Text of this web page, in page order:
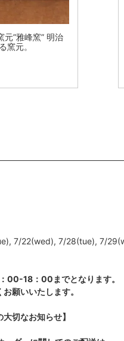
元”雅峰窯” 明治
窯元。
7/22(wed), 7/28(tue), 7/
00-18：00までとなります。
願いいたします。
切なお知らせ】